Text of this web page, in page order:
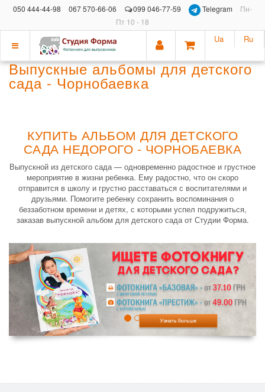
050 444-44-98 067 570-66-06 099 046-77-59 Telegram
Пн-
Пт 10 - 18
Показать
меню
Ua Ru
Выпускные альбомы для детского
сада - Чорнобаевка
КУПИТЬ АЛЬБОМ ДЛЯ ДЕТСКОГО
САДА НЕДОРОГО - ЧОРНОБАЕВКА
Выпускной из детского сада — одновременно радостное и грустное
мероприятие в жизни ребенка. Ему радостно, что он скоро
отправится в школу и грустно расставаться с воспитателями и
друзьями. Помогите ребенку сохранить воспоминания о
беззаботном времени и детях, с которыми успел подружиться,
заказав выпускной альбом для детского сада от Студии Форма.